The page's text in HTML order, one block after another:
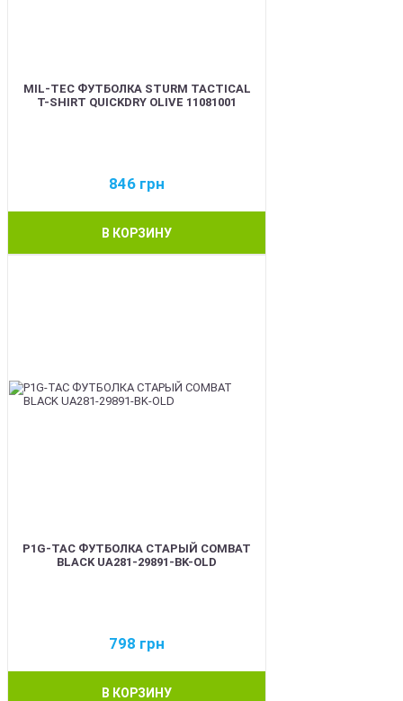
MIL-TEC ФУТБОЛКА STURM TACTICAL
T-SHIRT QUICKDRY OLIVE 11081001
846 грн
В КОРЗИНУ
P1G-TAC ФУТБОЛКА СТАРЫЙ COMBAT
BLACK UA281-29891-BK-OLD
798 грн
В КОРЗИНУ